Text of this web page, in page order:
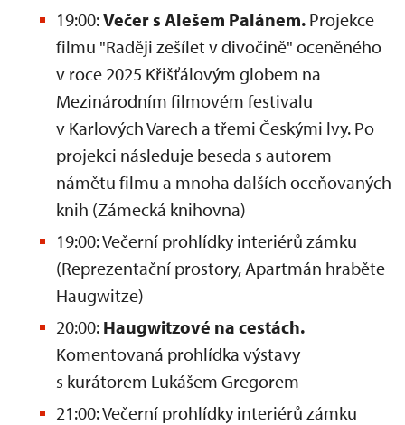
19:00:Večer s Alešem Palánem. Projekce
filmu "Raději zešílet v divočině" oceněného
v roce 2025 Křišťálovým globem na
Mezinárodním filmovém festivalu
v Karlových Varech a třemi Českými lvy. Po
projekci následuje beseda s autorem
námětu filmu a mnoha dalších oceňovaných
knih (Zámecká knihovna)
19:00: Večerní prohlídky interiérů zámku
(Reprezentační prostory, Apartmán hraběte
Haugwitze)
20:00: Haugwitzové na cestách.
Komentovaná prohlídka výstavy
s kurátorem Lukášem Gregorem
21:00: Večerní prohlídky interiérů zámku